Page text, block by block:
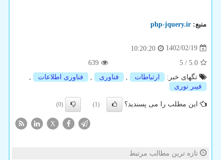
منبع: php-jquery.ir
1402/02/19
10:20:20
5.0
/
5
639
تگهای خبر:
ارتباطات فناوری فناوری اطلاعات
فیبر نوری
این مطلب را می پسندید؟ (1)
(0)
X
تازه ترین مطالب مرتبط